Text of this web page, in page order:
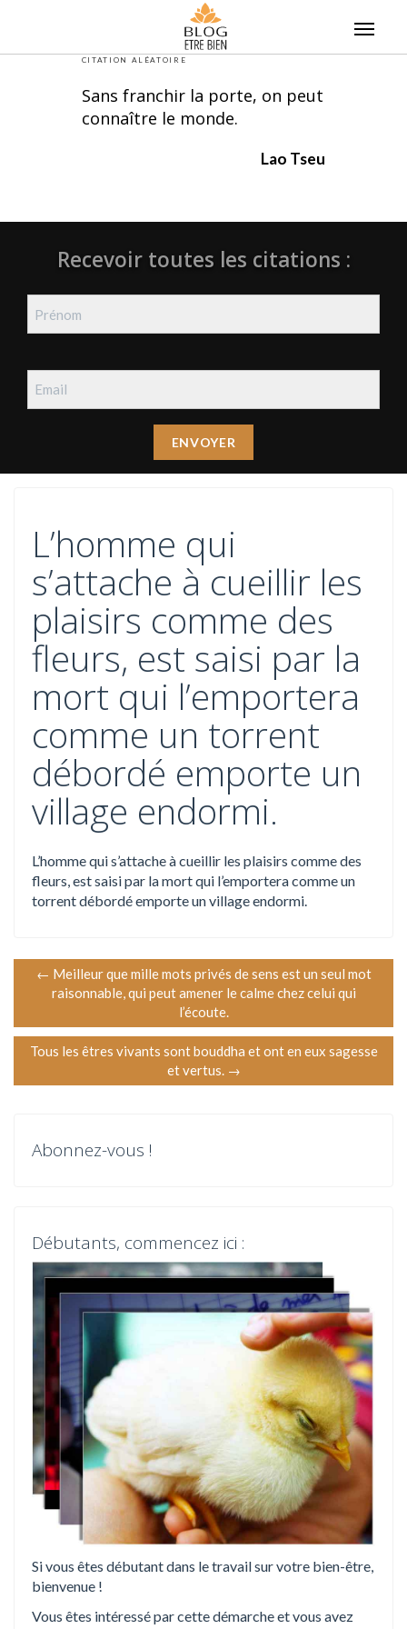
CITATION ALÉATOIRE
Sans franchir la porte, on peut
connaître le monde.
Lao Tseu
Recevoir toutes les citations :
L’homme qui
s’attache à cueillir les
plaisirs comme des
fleurs, est saisi par la
mort qui l’emportera
comme un torrent
débordé emporte un
village endormi.
L’homme qui s’attache à cueillir les plaisirs comme des
fleurs, est saisi par la mort qui l’emportera comme un
torrent débordé emporte un village endormi.
N
a
v
i
← Meilleur que mille mots privés de sens est un seul mot
raisonnable, qui peut amener le calme chez celui qui
l’écoute.
Tous les êtres vivants sont bouddha et ont en eux sagesse
et vertus. →
Abonnez-vous !
Débutants, commencez ici :
Si vous êtes débutant dans le travail sur votre bien-être,
bienvenue !
Vous êtes intéressé par cette démarche et vous avez